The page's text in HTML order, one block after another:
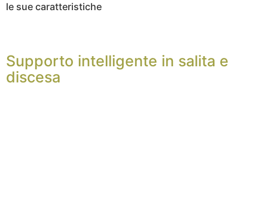
le sue caratteristiche
Supporto intelligente in salita e
discesa